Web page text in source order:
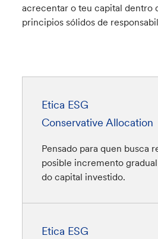
acrecentar o teu capital dentro
principios sólidos de
Etica ESG
Conservative Allocation
Pensado para quen busca
posible incremento
do capital investido.
Etica ESG